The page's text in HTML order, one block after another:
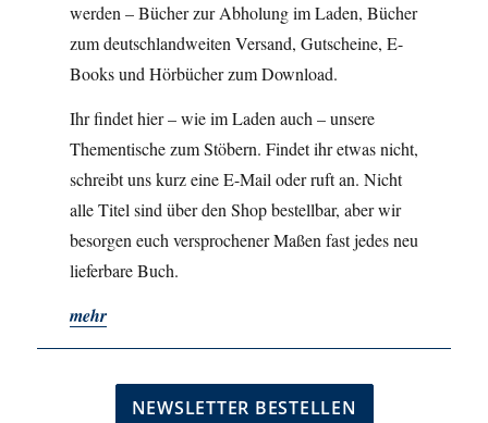
werden – Bücher zur Abholung im Laden, Bücher
zum deutschlandweiten Versand, Gutscheine, E-
Books und Hörbücher zum Download.
Ihr findet hier – wie im Laden auch – unsere
Thementische zum Stöbern. Findet ihr etwas nicht,
schreibt uns kurz eine E-Mail oder ruft an. Nicht
alle Titel sind über den Shop bestellbar, aber wir
besorgen euch versprochener Maßen fast jedes neu
lieferbare Buch.
mehr